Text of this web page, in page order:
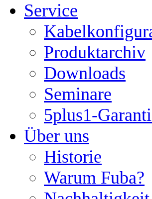
Service
Produktarchiv
Downloads
Seminare
5plus1-
Über uns
Historie
Warum Fuba?